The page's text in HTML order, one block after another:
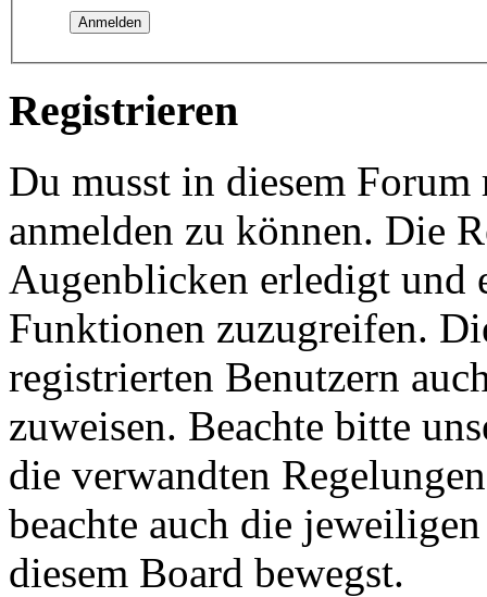
Registrieren
Du musst in diesem
anmelden zu können. Die
Augenblicken erledigt und
Funktionen zuzugreifen.
registrierten Benutzern
zuweisen. Beachte bitte
die verwandten
beachte auch die
diesem Board bewegst.